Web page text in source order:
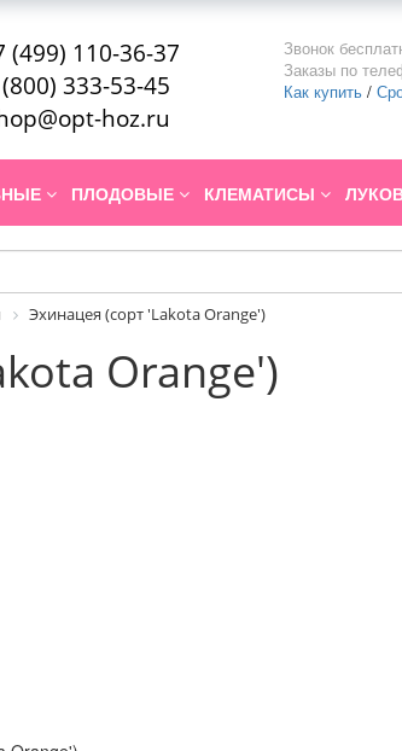
(499) 110-36-37
333-53-45
hoz.ru
Звонок
Заказы по
Как купить /
ПЛОДОВЫЕ КЛЕМАТИСЫ
Эхинацея (сорт 'Lakota Orange')
Orange')